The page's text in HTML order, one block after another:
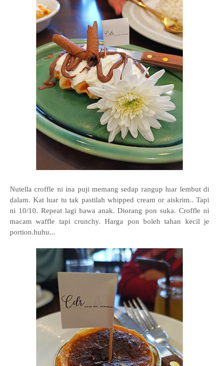
Nutella croffle ni ina puji memang sedap rangup luar lembut di
dalam. Kat luar tu tak pastilah whipped cream or aiskrim.. Tapi
ni 10/10. Repeat lagi bawa anak. Diorang pon suka. Croffle ni
macam waffle tapi crunchy. Harga pon boleh tahan kecil je
portion.huhu...